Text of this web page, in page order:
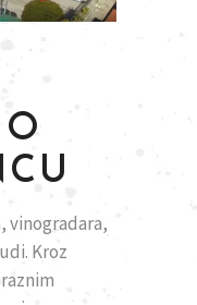
vinogradara,
Kroz